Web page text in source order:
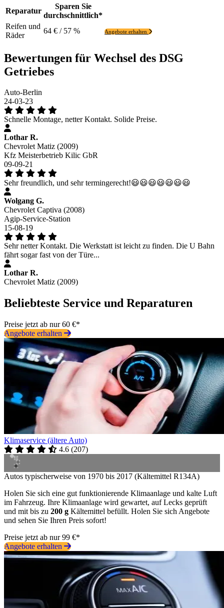
Reparatur
Sparen Sie
durchschnittlich*
Reifen und
Räder
64 € / 57 % Angebote erhalten
Bewertungen für Wechsel des DSG
Getriebes
Auto-Berlin
24-03-23
Schnelle Montage, netter Kontakt. Solide Preise.
Lothar R.
Chevrolet Matiz (2009)
Kfz Meisterbetrieb Kilic GbR
09-09-21
Sehr freundlich, und sehr termingerecht!😃😃😃😃😃😃😃
Wolgang G.
Chevrolet Captiva (2008)
Agip-Service-Station
15-08-19
Sehr netter Kontakt. Die Werkstatt ist leicht zu finden. Die U Bahn
fährt sogar fast von der Türe...
Lothar R.
Chevrolet Matiz (2009)
Beliebteste Service und Reparaturen
Preise jetzt ab nur 60 €*
Angebote erhalten
Klimaservice (ältere Auto)
4.6 (207)
Autos typischerweise von 1970 bis 2017 (Kältemittel R134A)
Holen Sie sich eine gut funktionierende Klimaanlage und kalte Luft
im Fahrzeug. Ihre Klimaanlage wird gewartet, auf Lecks geprüft
und mit bis zu 200 g Kältemittel befüllt. Holen Sie sich Angebote
und sehen Sie Ihren Preis sofort!
Preise jetzt ab nur 99 €*
Angebote erhalten